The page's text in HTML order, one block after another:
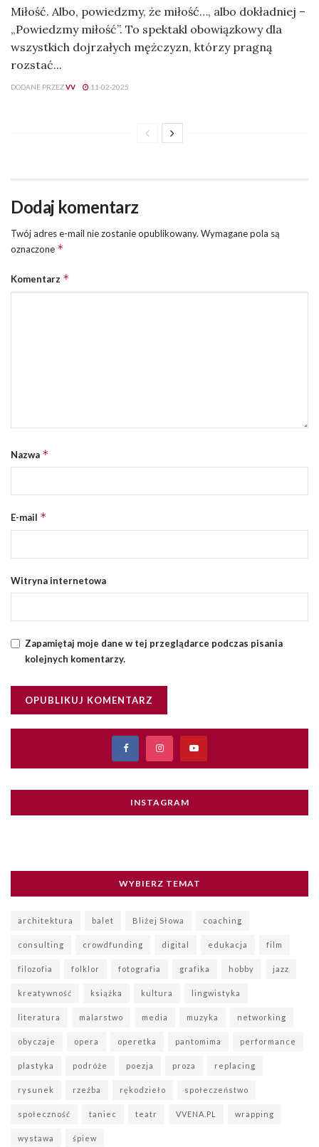
Miłość. Albo, powiedzmy, że miłość…, albo dokładniej –
„Powiedzmy miłość”. To spektakl obowiązkowy dla
wszystkich dojrzałych mężczyzn, którzy pragną
rozstać...
DODANE PRZEZVV 11-02-2025
Dodaj komentarz
Twój adres e-mail nie zostanie opublikowany. Wymagane pola są
oznaczone *
Komentarz *
Nazwa *
E-mail *
Witryna internetowa
Zapamiętaj moje dane w tej przeglądarce podczas pisania
kolejnych komentarzy.
INSTAGRAM
WYBIERZ TEMAT
architektura balet Bliżej Słowa coaching
consulting crowdfunding digital edukacja film
filozofia folklor fotografia grafika hobby jazz
kreatywność książka kultura lingwistyka
literatura malarstwo media muzyka networking
obyczaje opera operetka pantomima performance
plastyka podróże poezja proza replacing
rysunek rzeźba rękodzieło społeczeństwo
społeczność taniec teatr VVENA.PL wrapping
wystawa śpiew